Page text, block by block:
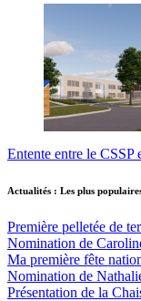
Entente entre le
Actualités : Les plus
Première pelletée de
Nomination de
Ma première fête
Nomination de
Présentation de la